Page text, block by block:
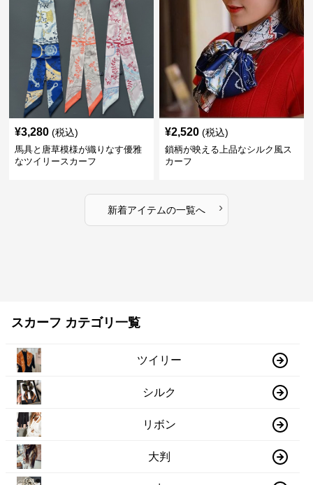
¥3,280 (税込)
馬具と唐草模様が織りなす優雅
なツイリースカーフ
¥2,520 (税込)
鎖柄が映える上品なシルク風ス
カーフ
新着アイテムの一覧へ ›
スカーフ カテゴリ一覧
ツイリー
シルク
リボン
大判